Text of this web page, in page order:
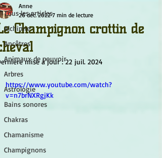
Tous les articles
Alchimie
Ancêtres
Animaux de pouvoir
Arbres
Astrologie
Bains sonores
Chakras
Chamanisme
Champignons
Champignon crottin de
Anne
26 déc. 2022 7 min de lecture
mise à jour :22 juil. 2024
https://www.youtube.com/watch?
v=n7brNXRgjKk